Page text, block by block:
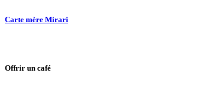
Carte mère Mirari
Offrir un café